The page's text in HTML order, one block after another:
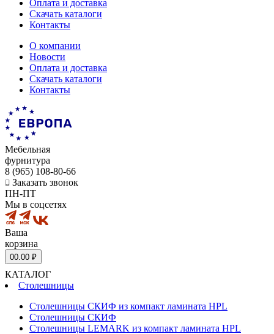
Оплата и доставка
Скачать каталоги
Контакты
О компании
Новости
Оплата и доставка
Скачать каталоги
Контакты
Мебельная
фурнитура
8 (965) 108-80-66
Заказать звонок
ПН-ПТ
Мы в соцсетях
Ваша
корзина
00.00 ₽
КАТАЛОГ
Столешницы
Столешницы СКИФ из компакт ламината HPL
Столешницы СКИФ
Столешницы LEMARK из компакт ламината HPL